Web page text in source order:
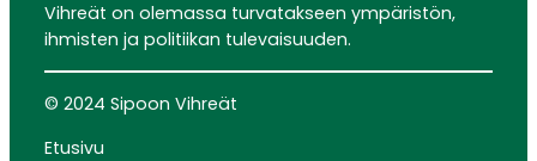
Vihreät on olemassa turvatakseen ympäristön,
ihmisten ja politiikan tulevaisuuden.
© 2024 Sipoon Vihreät
Etusivu